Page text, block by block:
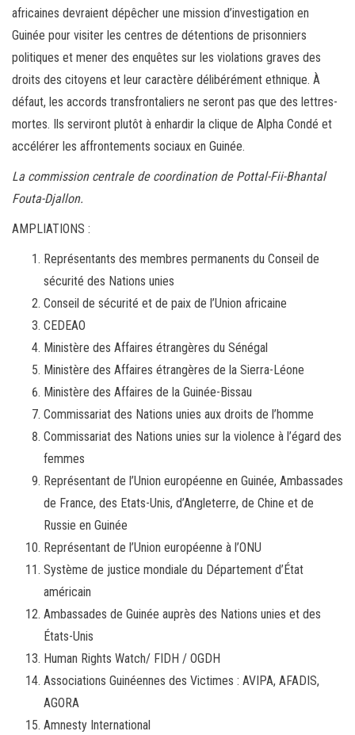
africaines devraient dépêcher une mission d’investigation en
Guinée pour visiter les centres de détentions de prisonniers
politiques et mener des enquêtes sur les violations graves des
droits des citoyens et leur caractère délibérément ethnique. À
défaut, les accords transfrontaliers ne seront pas que des lettres-
mortes. Ils serviront plutôt à enhardir la clique de Alpha Condé et
accélérer les affrontements sociaux en Guinée.
La commission centrale de coordination de Pottal-Fii-Bhantal
Fouta-Djallon.
AMPLIATIONS :
Représentants des membres permanents du Conseil de
sécurité des Nations unies
Conseil de sécurité et de paix de l’Union africaine
CEDEAO
Ministère des Affaires étrangères du Sénégal
Ministère des Affaires étrangères de la Sierra-Léone
Ministère des Affaires de la Guinée-Bissau
Commissariat des Nations unies aux droits de l’homme
Commissariat des Nations unies sur la violence à l’égard des
femmes
Représentant de l’Union européenne en Guinée, Ambassades
de France, des Etats-Unis, d’Angleterre, de Chine et de
Russie en Guinée
Représentant de l’Union européenne à l’ONU
Système de justice mondiale du Département d’État
américain
Ambassades de Guinée auprès des Nations unies et des
États-Unis
Human Rights Watch/ FIDH / OGDH
Associations Guinéennes des Victimes : AVIPA, AFADIS,
AGORA
Amnesty International